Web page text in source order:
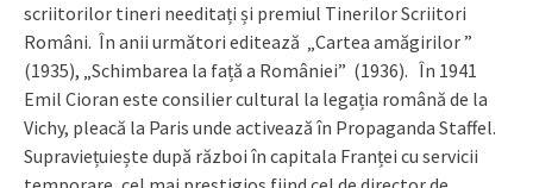
scriitorilor tineri needitați și premiul Tinerilor Scriitori
Români. În anii următori editează „Cartea amăgirilor ”
(1935), „Schimbarea la față a României” (1936). În 1941
Emil Cioran este consilier cultural la legația română de la
Vichy, pleacă la Paris unde activează în Propaganda Staffel.
Supraviețuiește după război în capitala Franței cu servicii